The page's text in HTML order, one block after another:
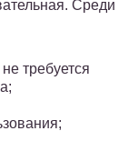
Среди
требуется